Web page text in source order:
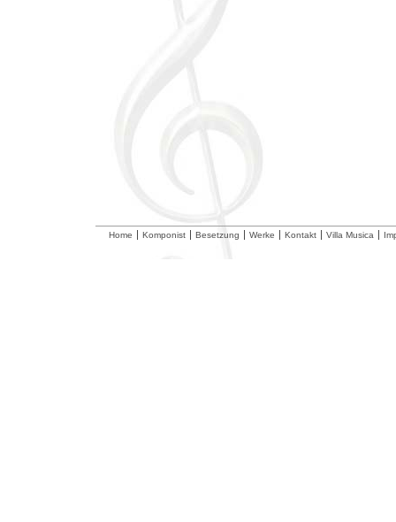
Home Komponist Besetzung Werke Kontakt Villa Musica